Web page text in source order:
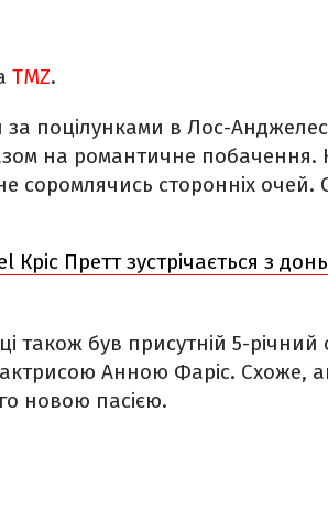
TMZ.
поцілунками в Лос-
на романтичне
соромлячись сторонніх
Кріс Претт зустрічається з
також був присутній 5-
Анною Фаріс. Схоже,
новою пасією.